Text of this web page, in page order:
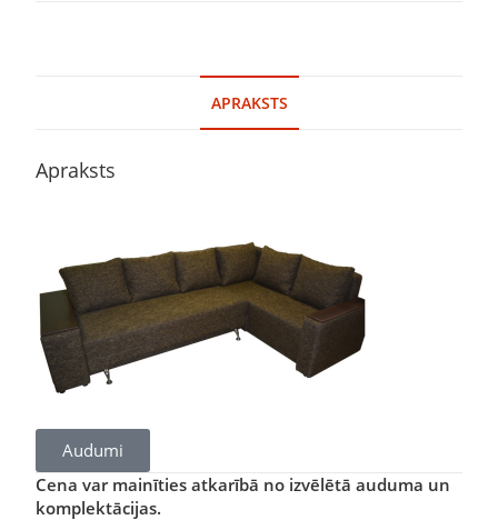
APRAKSTS
Apraksts
Audumi
Cena var mainīties atkarībā no izvēlētā auduma un
komplektācijas.